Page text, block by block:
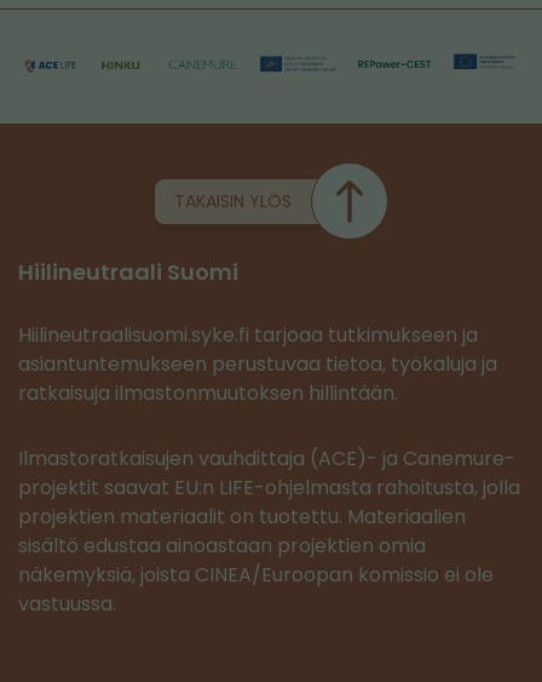
TAKAISIN YLÖS
Hiilineutraali Suomi
Hiilineutraalisuomi.syke.fi tarjoaa tutkimukseen ja
asiantuntemukseen perustuvaa tietoa, työkaluja ja
ratkaisuja ilmastonmuutoksen hillintään.
Ilmastoratkaisujen vauhdittaja (ACE)- ja Canemure-
projektit saavat EU:n LIFE-ohjelmasta rahoitusta, jolla
projektien materiaalit on tuotettu. Materiaalien
sisältö edustaa ainoastaan projektien omia
näkemyksiä, joista CINEA/Euroopan komissio ei ole
vastuussa.